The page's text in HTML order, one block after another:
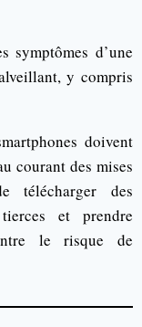
symptômes d’une
y compris
doivent
courant des mises
télécharger des
et prendre
le risque de